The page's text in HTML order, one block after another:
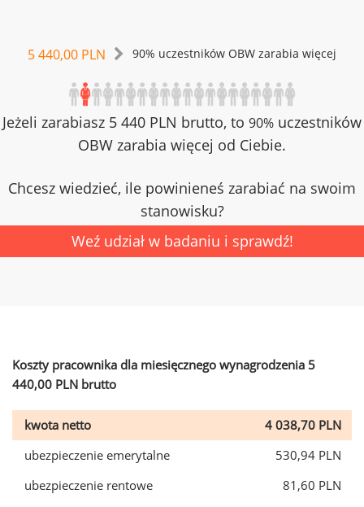
5 440,00 PLN 90% uczestników OBW zarabia więcej
Jeżeli zarabiasz 5 440 PLN brutto, to 90% uczestników
OBW zarabia więcej od Ciebie.
Chcesz wiedzieć, ile powinieneś zarabiać na swoim
stanowisku?
Weź udział w badaniu i sprawdź!
Koszty pracownika dla miesięcznego wynagrodzenia 5
440,00 PLN brutto
kwota netto
4 038,70 PLN
ubezpieczenie emerytalne
530,94 PLN
ubezpieczenie rentowe
81,60 PLN